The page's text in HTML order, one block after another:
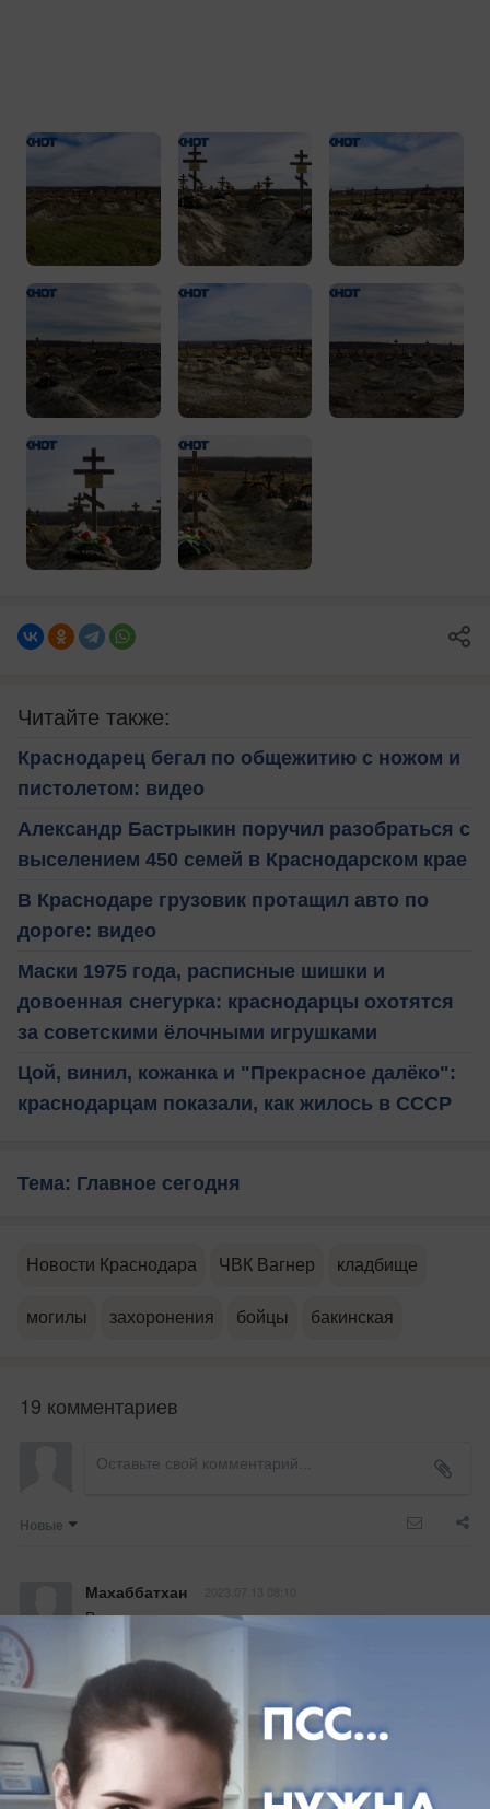
Читайте также:
Краснодарец бегал по общежитию с ножом и
пистолетом: видео
Александр Бастрыкин поручил разобраться с
выселением 450 семей в Краснодарском крае
В Краснодаре грузовик протащил авто по
дороге: видео
Маски 1975 года, расписные шишки и
довоенная снегурка: краснодарцы охотятся
за советскими ёлочными игрушками
Цой, винил, кожанка и "Прекрасное далёко":
краснодарцам показали, как жилось в СССР
Тема: Главное сегодня
Новости Краснодара ЧВК Вагнер кладбище
могилы захоронения бойцы бакинская
19 комментариев
Новые
Махаббатхан
Вагнерцов воины настоящые ,защитники свою
Родину ,ради будущего ,спасибо родителям
погибщых воином ,спасибо родителям  воином
который воюет до сих пор...низкий поклон ..молюсь
за вас ..вы прямо попадаете в рай Ин Ша Аллах
..пуст Аллах прощает ваше грехи ...Амийн ..а
родителям воином погибщых только огромное
терпение ...испитание тяжелое всем нам и в месте
пройдем этот испитание ...мир и добра всем ...